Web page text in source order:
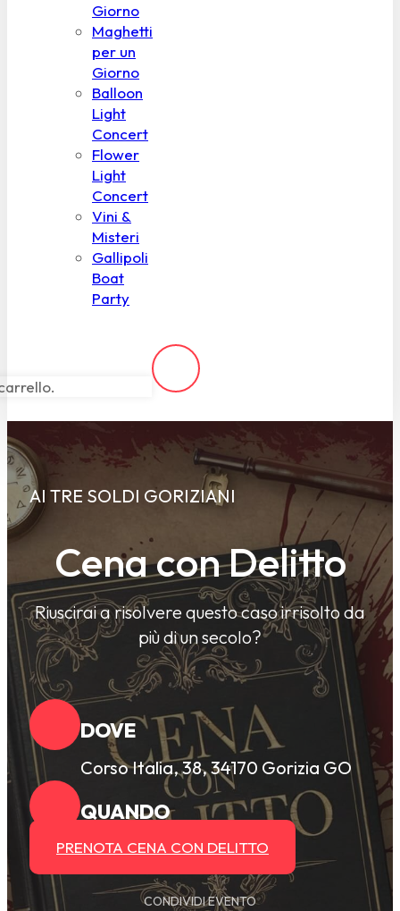
Giorno
Maghetti
per un
Giorno
Balloon
Light
Concert
Flower
Light
Concert
Vini &
Misteri
Gallipoli
Boat
Party
AI TRE SOLDI GORIZIANI
Cena con Delitto
Riuscirai a risolvere questo caso irrisolto da
più di un secolo?
DOVE
Corso Italia, 38, 34170 Gorizia GO
QUANDO
PRENOTA CENA CON DELITTO
CONDIVIDI EVENTO